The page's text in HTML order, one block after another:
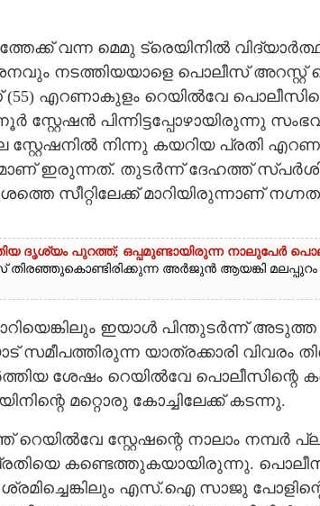
വന്ന മെമു ട്രെയിനിൽ
നടത്തിയയാളെ പൊലീസ്
എറണാകുളം റെയിൽവേ
പിന്നിട്ടപ്പോഴായിരുന്നു
നിന്നു കയറിയ പ്രതി
ഇരുന്നത്. തുടർന്ന് ദേഹത്ത്
സീറ്റിലേക്ക് മാറിയിരുന്നാണ്
ദൃശ്യം പുറത്ത്; ഒപ്പമുണ്ടായിരുന്ന നാലുപേർ
തിരഞ്ഞുകൊണ്ടിരിക്കുന്ന അർജുൻ ആയങ്കി മലപ്പുറം
ഇയാൾ പിന്തുടർന്ന് അടുത്ത
യാത്രക്കാരി വിവരം
ശേഷം റെയിൽവേ പൊലീസിന്റെ
മറ്റൊരു കോച്ചിലേക്ക് കട‌ന്നു.
സ്റ്റേഷന്റെ നാലാം നമ്പർ
കണ്ടെത്തുകയായിരുന്നു.
ശ്രമിച്ചെങ്കിലും എസ്.ഐ സാജു